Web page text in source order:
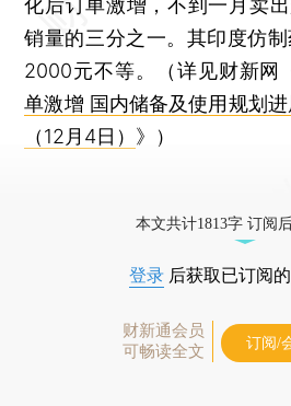
化后订单激增，不到一月卖
销量的三分之一。其印度仿
2000元不等。（详见财新网
单激增 国内储备及使用规划
（12月4日） 》）
本文共计1813字 订阅
登录 后获取已订阅
财新通会员
可畅读全文
订阅/